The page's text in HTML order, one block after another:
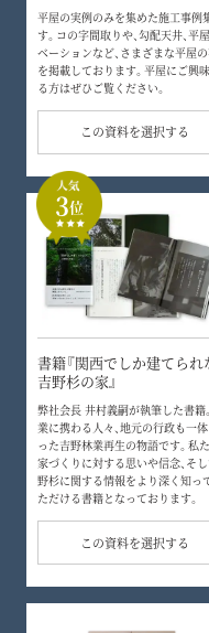
平屋の実例のみを集めた施工事例
す。コの字間取りや、勾配天井、平
ベーションなど、さまざまな平屋
を掲載しております。平屋にご興
る方はぜひご覧ください。
この資料を選択する
書籍『関西でしか建てられ
吉野杉の家』
弊社会長 井村義嗣が執筆した書籍
業に携わる人々、地元の行政も一
った吉野林業再生の物語です。私
家づくりに対する思いや信念、そ
野杉に関する情報をより深く知っ
ただける書籍となっております。
この資料を選択する
3位